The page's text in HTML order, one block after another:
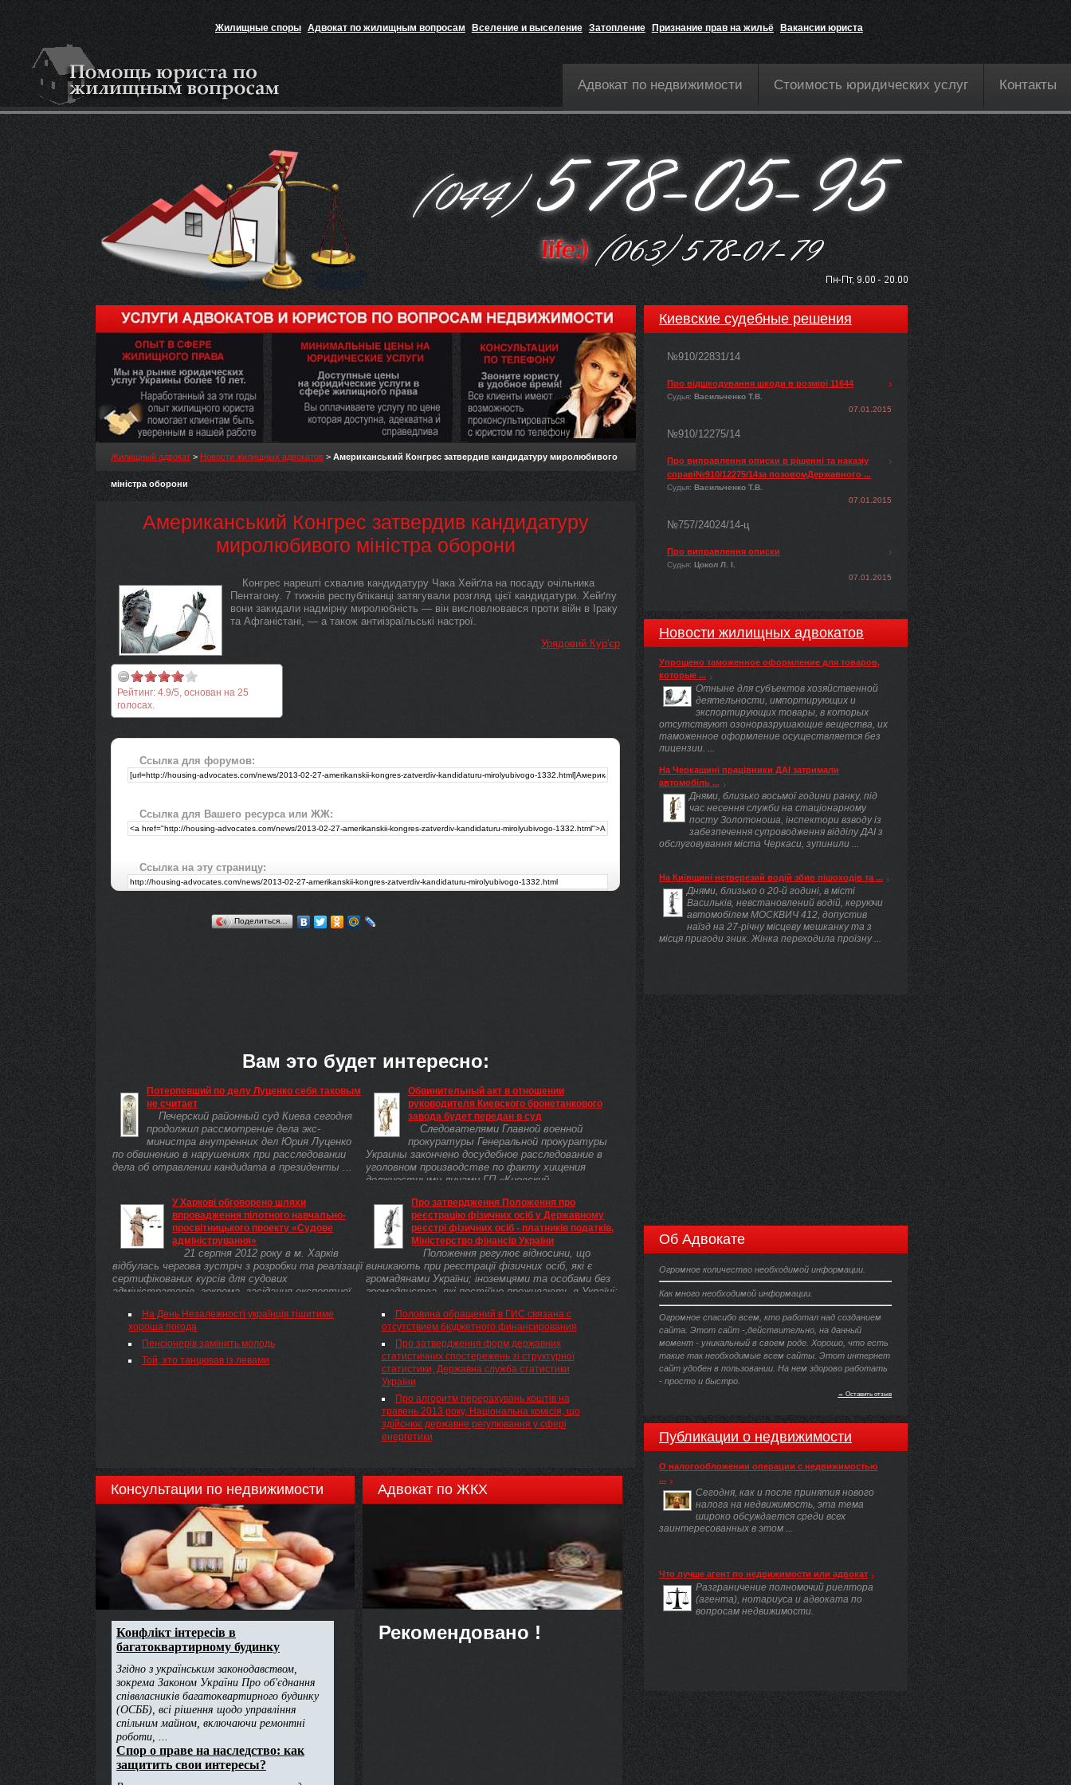
Жилищные споры Адвокат по жилищным вопросам Вселение и выселение Затопление Признание прав на жильё Вакансии юриста
Адвокат по недвижимости Стоимость юридических услуг Контакты
Жилищный адвокат > Новости жилищных адвокатов > Американський Конгрес затвердив кандидатуру миролюбивого
міністра оборони
Американський Конгрес затвердив кандидатуру
миролюбивого міністра оборони
Конгрес нарешті схвалив кандидатуру Чака Хейґла на посаду очільника
Пентагону. 7 тижнів республіканці затягували розгляд цієї кандидатури. Хейґлу
вони закидали надмірну миролюбність — він висловлювався проти війн в Іраку
та Афганістані, — а також антиізраїльські настрої.
Урядовий Кур'єр
Рейтинг: 4.9/5, основан на 25
голосах.
Ссылка для форумов:
Ссылка для Вашего ресурса или ЖЖ:
Ссылка на эту страницу:
Поделиться…
Вам это будет интересно:
Потерпевший по делу Луценко себя таковым
не считает
Печерский районный суд Киева сегодня
продолжил рассмотрение дела экс-
министра внутренних дел Юрия Луценко
по обвинению в нарушениях при расследовании
дела об отравлении кандидата в президенты ...
У Харкові обговорено шляхи
впровадження пілотного навчально-
просвітницького проекту «Судове
адміністрування»
21 серпня 2012 року в м. Харків
відбулась чергова зустріч з розробки та реалізації
сертифікованих курсів для судових
адміністраторів, зокрема, засідання експертної
На День Незалежності українців тішитиме
хороша погода
Пенсіонерів замінить молодь
Той, хто танцював із левами
Обвинительный акт в отношении
руководителя Киевского бронетанкового
завода будет передан в суд
Следователями Главной военной
прокуратуры Генеральной прокуратуры
Украины закончено досудебное расследование в
уголовном производстве по факту хищения
должностными лицами ГП «Киевский
Про затвердження Положення про
реєстрацію фізичних осіб у Державному
реєстрі фізичних осіб - платників податків,
Міністерство фінансів України
Положення регулює відносини, що
виникають при реєстрації фізичних осіб, які є
громадянами України; іноземцями та особами без
громадянства, які постійно проживають в Україні;
Половина обращений в ГИС связана с
отсутствием бюджетного финансирования
Про затвердження форм державних
статистичних спостережень зі структурної
статистики, Державна служба статистики
України
Про алгоритм перерахувань коштів на
травень 2013 року, Національна комісія, що
здійснює державне регулювання у сфері
енергетики
Консультации по недвижимости Адвокат по ЖКХ
Рекомендовано !
Киевские судебные решения
№910/22831/14
Про відшкодування шкоди в розмірі 11644
Судья: Васильченко Т.В.
07.01.2015
№910/12275/14
Про виправлення описки в рішенні та наказіу
справі№910/12275/14за позовомДержавного ...
Судья: Васильченко Т.В.
07.01.2015
№757/24024/14-ц
Про виправлення описки
Судья: Цокол Л. І.
07.01.2015
Новости жилищных адвокатов
Упрощено таможенное оформление для товаров,
которые ...
Отныне для субъектов хозяйственной
деятельности, импортирующих и
экспортирующих товары, в которых
отсутствуют озоноразрушающие вещества, их
таможенное оформление осуществляется без
лицензии. ...
На Черкащині працівники ДАІ затримали
автомобіль ...
Днями, близько восьмої години ранку, під
час несення служби на стаціонарному
посту Золотоноша, інспектори взводу із
забезпечення супроводження відділу ДАІ з
обслуговування міста Черкаси, зупинили ...
На Київщині нетверезий водій збив пішоходів та ...
Днями, близько о 20-й годині, в місті
Васильків, невстановлений водій, керуючи
автомобілем МОСКВИЧ 412, допустив
наїзд на 27-річну місцеву мешканку та з
місця пригоди зник. Жінка переходила проїзну ...
Об Адвокате
Огромное количество необходимой информации.
Как много необходимой информации.
Огромное спасибо всем, кто работал над созданием
сайта. Этот сайт -,действительно, на данный
момент - уникальный в своем роде. Хорошо, что есть
такие так необходимые всем сайты. Этот интернет
сайт удобен в пользовании. На нем здорово работать
- просто и быстро.
→ Оставить отзыв
Публикации о недвижимости
О налогообложении операции с недвижимостью
...
Сегодня, как и после принятия нового
налога на недвижимость, эта тема
широко обсуждается среди всех
заинтересованных в этом ...
Что лучше агент по недвижимости или адвокат
Разграничение полномочий риелтора
(агента), нотариуса и адвоката по
вопросам недвижимости.